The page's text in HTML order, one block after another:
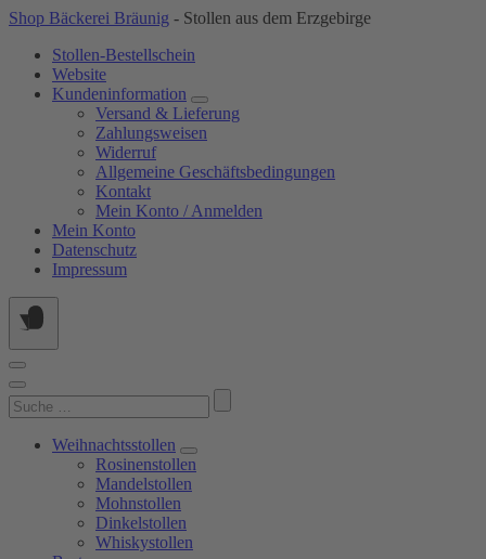
Springe
Inhalt
Shop Bäckerei Bräunig - Stollen aus dem Erzgebirge
Stollen-Bestellschein
Website
Kundeninformation
Versand & Lieferung
Zahlungsweisen
Widerruf
Allgemeine Geschäftsbedingungen
Kontakt
Mein Konto / Anmelden
Mein Konto
Datenschutz
Impressum
Suchen
nach:
Weihnachtsstollen
Rosinenstollen
Mandelstollen
Mohnstollen
Dinkelstollen
Whiskystollen